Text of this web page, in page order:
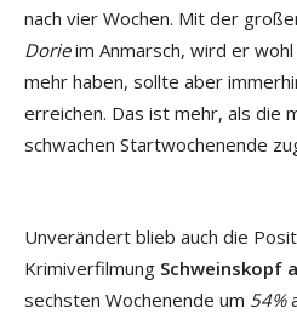
nach vier Wochen. Mit der
Dorieim Anmarsch, wird er
mehr haben, sollte aber
erreichen. Das ist mehr, als die
schwachen Startwochenende
Unverändert blieb auch die
Krimiverfilmung Schweinskopf
sechsten Wochenende um 54%